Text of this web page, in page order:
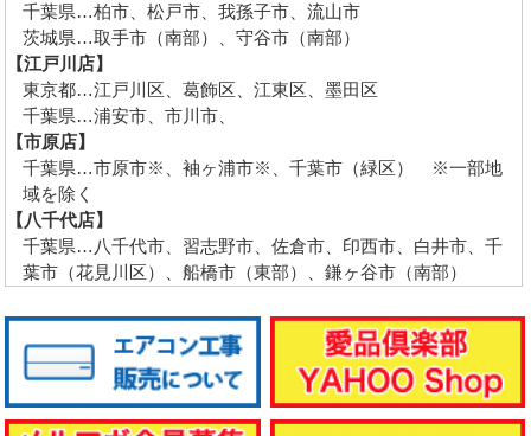
千葉県…柏市、松戸市、我孫子市、流山市
茨城県…取手市（南部）、守谷市（南部）
【江戸川店】
東京都…江戸川区、葛飾区、江東区、墨田区
千葉県…浦安市、市川市、
【市原店】
千葉県…市原市※、袖ヶ浦市※、千葉市（緑区） ※一部地
域を除く
【八千代店】
千葉県…八千代市、習志野市、佐倉市、印西市、白井市、千
葉市（花見川区）、船橋市（東部）、鎌ヶ谷市（南部）